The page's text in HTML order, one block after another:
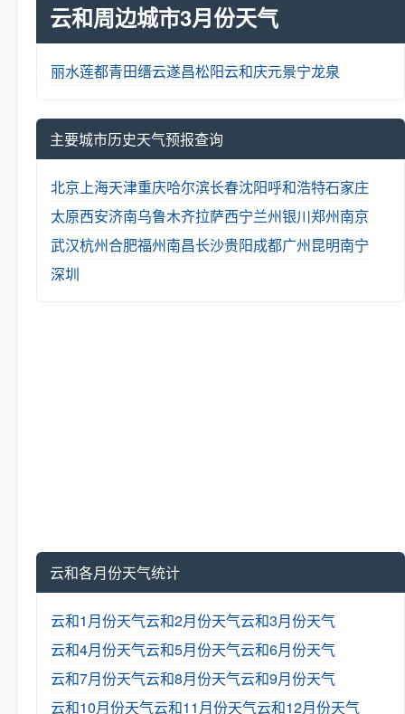
云和周边城市3月份天气
丽水莲都青田缙云遂昌松阳云和庆元景宁龙泉
主要城市历史天气预报查询
北京 上海天津重庆哈尔滨长春沈阳呼和浩特石家庄
太原西安济南乌鲁木齐拉萨西宁兰州银川郑州南京
武汉杭州合肥福州南昌长沙贵阳成都广州昆明南宁
深圳
云和各月份天气统计
云和1月份天气云和2月份天气云和3月份天气
云和4月份天气云和5月份天气云和6月份天气
云和7月份天气云和8月份天气云和9月份天气
云和10月份天气云和11月份天气云和12月份天气